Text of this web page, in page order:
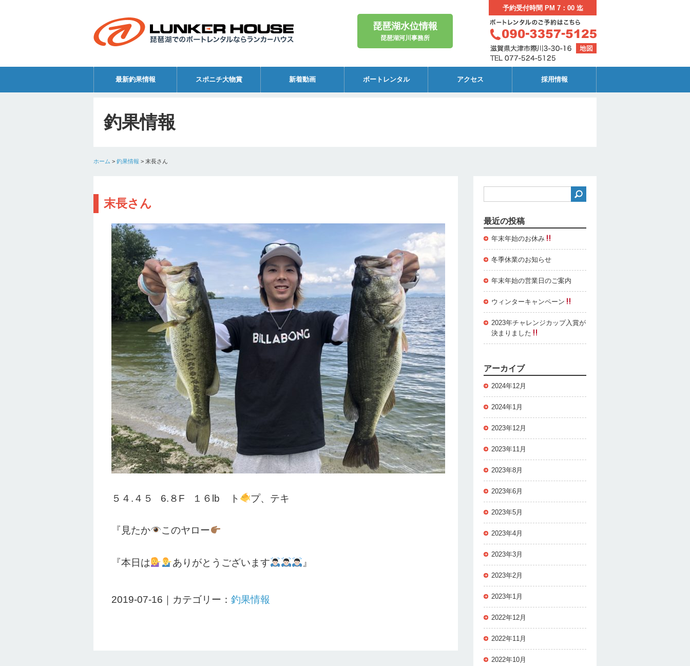
予約受付時間 PM 7：00 迄
琵琶湖水位情報
琵琶湖河川事務所
最新釣果情報 スポニチ大物賞 新着動画 ボートレンタル アクセス 採用情報
釣果情報
ホーム > 釣果情報 > 末長さん
末長さん
５４.４５ 6.８F １６lb ト プ、テキ
『見たか このヤロー
『本日は ありがとうございます 』
2019-07-16｜カテゴリー： 釣果情報
最近の投稿
年末年始のお休み
冬季休業のお知らせ
年末年始の営業日のご案内
ウィンターキャンペーン
2023年チャレンジカップ入賞が
決まりました
アーカイブ
2024年12月
2024年1月
2023年12月
2023年11月
2023年8月
2023年6月
2023年5月
2023年4月
2023年3月
2023年2月
2023年1月
2022年12月
2022年11月
2022年10月